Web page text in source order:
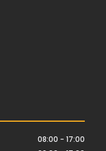
08:00 - 17:00